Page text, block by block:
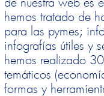
hemos tratado de
para las pymes;
infografías útiles y
hemos realizado
temáticos
formas y